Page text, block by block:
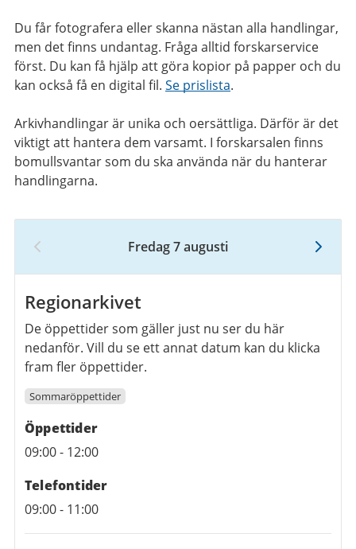
Du får fotografera eller skanna nästan alla handlingar,
men det finns undantag. Fråga alltid forskarservice
först. Du kan få hjälp att göra kopior på papper och du
kan också få en digital fil. Se prislista.
Arkivhandlingar är unika och oersättliga. Därför är det
viktigt att hantera dem varsamt. I forskarsalen finns
bomullsvantar som du ska använda när du hanterar
handlingarna.
augusti
2026
Fredag 7 augusti
Regionarkivet
De öppettider som gäller just nu ser du här
nedanför. Vill du se ett annat datum kan du klicka
fram fler öppettider.
Sommaröppettider
Öppettider
09:00- 12:00
Telefontider
09:00- 11:00